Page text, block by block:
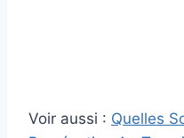
Voir aussi : Quelles